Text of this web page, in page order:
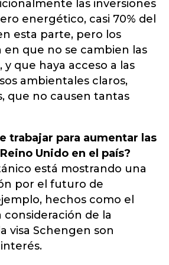
las inversiones
energético, casi 70% del
esta parte, pero los
en que no se cambien las
y que haya acceso a las
ambientales claros,
que no causen tantas
trabajar para aumentar las
Unido en el país?
está mostrando una
por el futuro de
hechos como el
de la
visa Schengen son